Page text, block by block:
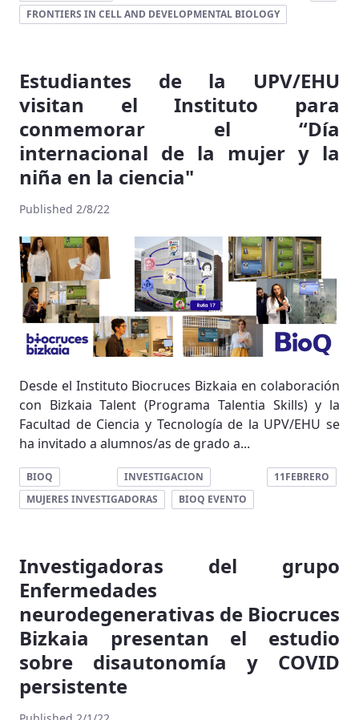
FRONTIERS IN CELL AND DEVELOPMENTAL BIOLOGY
Estudiantes de la UPV/EHU
visitan el Instituto para
conmemorar el “Día
internacional de la mujer y la
niña en la ciencia"
Published 2/8/22
Desde el Instituto Biocruces Bizkaia en colaboración
con Bizkaia Talent (Programa Talentia Skills) y la
Facultad de Ciencia y Tecnología de la UPV/EHU se
ha invitado a alumnos/as de grado a...
BIOQ INVESTIGACION
11FEBRERO
MUJERES INVESTIGADORAS
BIOQ EVENTO
Investigadoras del grupo
Enfermedades
neurodegenerativas de Biocruces
Bizkaia presentan el estudio
sobre disautonomía y COVID
persistente